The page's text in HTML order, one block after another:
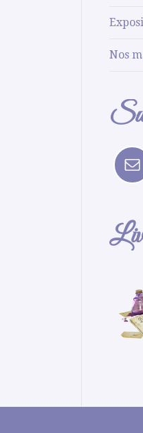
Nos